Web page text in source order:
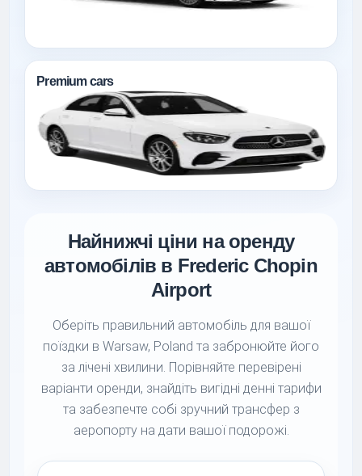
Premium cars
Найнижчі ціни на оренду
автомобілів в Frederic Chopin
Airport
Оберіть правильний автомобіль для вашої
поїздки в Warsaw, Poland та забронюйте його
за лічені хвилини. Порівняйте перевірені
варіанти оренди, знайдіть вигідні денні тарифи
та забезпечте собі зручний трансфер з
аеропорту на дати вашої подорожі.